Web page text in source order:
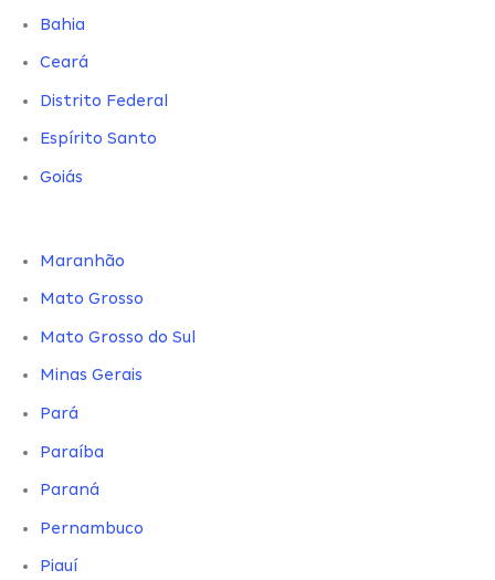
Bahia
Ceará
Distrito Federal
Espírito Santo
Goiás
Maranhão
Mato Grosso
Mato Grosso do Sul
Minas Gerais
Pará
Paraíba
Paraná
Pernambuco
Piauí